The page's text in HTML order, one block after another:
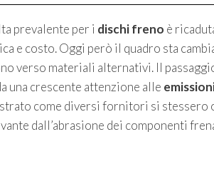
prevalente per i dischi freno è
e costo. Oggi però il quadro sta
verso materiali alternativi. Il
una crescente attenzione alle
come diversi fornitori si
dall’abrasione dei componenti